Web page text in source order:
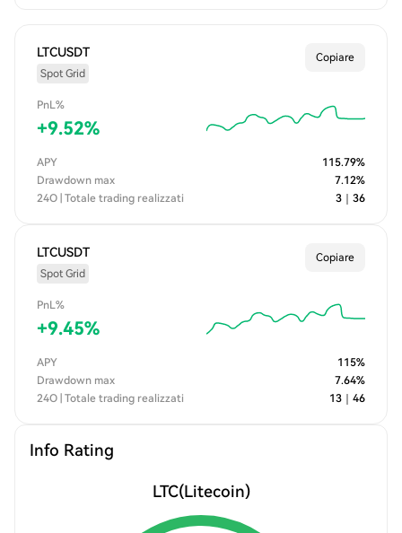
LTCUSDT
Spot Grid
Copiare
PnL%
+9.52%
APY 115.79%
Drawdown max
7.12%
24O | Totale trading realizzati
3 36
LTCUSDT
Spot Grid
Copiare
PnL%
+9.45%
APY 115%
Drawdown max
7.64%
24O | Totale trading realizzati
13 46
Info Rating
LTC(Litecoin)